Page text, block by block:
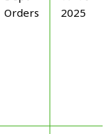
Orders
2025